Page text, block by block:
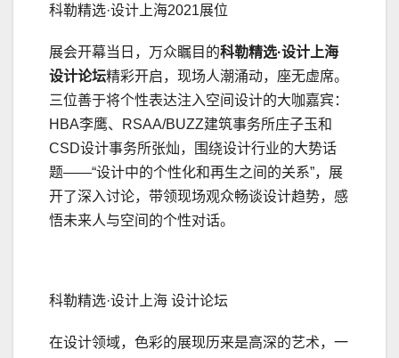
科勒精选·设计上海2021展位
展会开幕当日，万众瞩目的科勒精选·设计上海
设计论坛精彩开启，现场人潮涌动，座无虚席。
三位善于将个性表达注入空间设计的大咖嘉宾：
HBA李鹰、RSAA/BUZZ建筑事务所庄子玉和
CSD设计事务所张灿，围绕设计行业的大势话
题——“设计中的个性化和再生之间的关系”，展
开了深入讨论，带领现场观众畅谈设计趋势，感
悟未来人与空间的个性对话。
科勒精选·设计上海 设计论坛
在设计领域，色彩的展现历来是高深的艺术，一